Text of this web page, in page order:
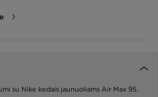
su Nike kedais jaunuoliams Air Max 95.